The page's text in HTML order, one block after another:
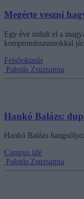
Megérte veszni
Egy éve indult el a
kompromisszumokkal
Felsőoktatás
Palotás Zsuzsanna
Hankó Balázs:
Hankó Balázs
Campus life
Palotás Zsuzsanna